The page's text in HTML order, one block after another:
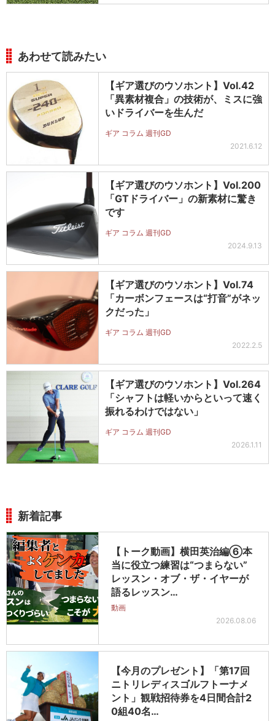
あわせて読みたい
【ギア選びのウソホント】Vol.42
「異素材複合」の技術が、ミスに強
いドライバーを生んだ
ギア コラム 週刊GD
2021.6.12
【ギア選びのウソホント】Vol.200
「GTドライバー」の新素材に驚き
です
ギア コラム 週刊GD
2024.9.13
【ギア選びのウソホント】Vol.74
「カーボンフェースは“打音”がネッ
クだった」
ギア コラム 週刊GD
2022.2.5
【ギア選びのウソホント】Vol.264
「シャフトは軽いからといって速く
振れるわけではない」
ギア コラム 週刊GD
2026.1.11
新着記事
【トーク動画】横田英治編⑥本
当に役立つ練習は“つまらない”
レッスン・オブ・ザ・イヤーが
語るレッスン…
動画
2026.08.06
【今月のプレゼント】「第17回
ニトリレディスゴルフトーナメ
ント」観戦招待券を4日間合計2
0組40名…